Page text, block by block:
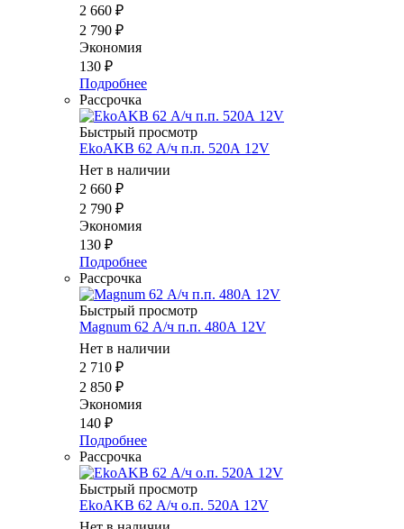
2 660 ₽
2 790 ₽
Экономия
130 ₽
Подробнее
Рассрочка
Быстрый просмотр
EkoAKB 62 А/ч п.п. 520А 12V
Нет в наличии
2 660 ₽
2 790 ₽
Экономия
130 ₽
Подробнее
Рассрочка
Быстрый просмотр
Magnum 62 А/ч п.п. 480А 12V
Нет в наличии
2 710 ₽
2 850 ₽
Экономия
140 ₽
Подробнее
Рассрочка
Быстрый просмотр
EkoAKB 62 А/ч о.п. 520А 12V